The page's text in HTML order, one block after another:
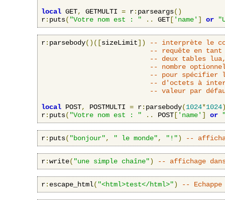
local GET, GETMULTI = r: parseargs()
r: puts( "Votre nom est : " .. GET [ 'name' ] or
r: parsebody()([sizeLimit])
-- interprète le
-- requête en tant
-- deux tables lua,
-- nombre
-- pour spécifier le
-- d'octets à
-- valeur par
local POST, POSTMULTI = r: parsebody(1024*1024
r: puts( "Votre nom est : " .. POST [ 'name' ] or
r: puts( "bonjour", " le monde", "!") --
r:write( "une simple chaîne") -- affichage
r: escape_html( "<html>test</html>") --